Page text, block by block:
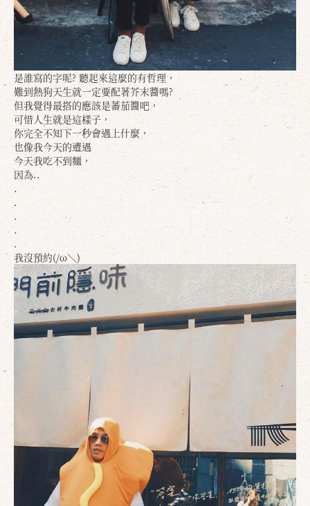
是誰寫的字呢? 聽起來這麼的有哲理，
難到熱狗天生就一定要配著芥末醬嗎?
但我覺得最搭的應該是蕃茄醬吧，
可惜人生就是這樣子，
你完全不知下一秒會遇上什麼，
也像我今天的遭遇
今天我吃不到麵，
因為..
.
.
.
.
.
我沒預約(/ω＼)